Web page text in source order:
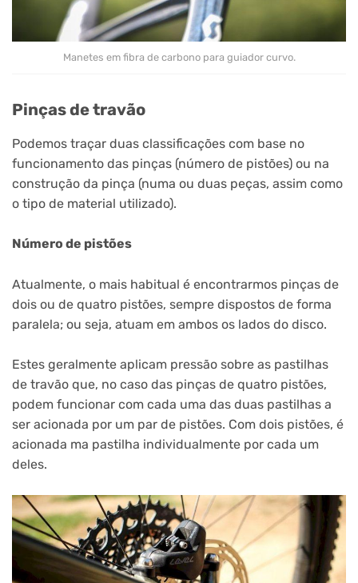
Manetes em fibra de carbono para guiador curvo.
Pinças de travão
Podemos traçar duas classificações com base no
funcionamento das pinças (número de pistões) ou na
construção da pinça (numa ou duas peças, assim como
o tipo de material utilizado).
Número de pistões
Atualmente, o mais habitual é encontrarmos pinças de
dois ou de quatro pistões, sempre dispostos de forma
paralela; ou seja, atuam em ambos os lados do disco.
Estes geralmente aplicam pressão sobre as pastilhas
de travão que, no caso das pinças de quatro pistões,
podem funcionar com cada uma das duas pastilhas a
ser acionada por um par de pistões. Com dois pistões, é
acionada ma pastilha individualmente por cada um
deles.